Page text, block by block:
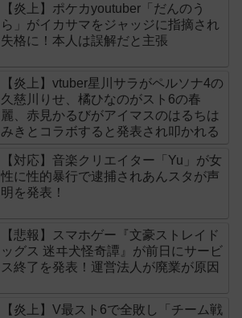
【炎上】ポケカyoutuber「だんのう
ら」がイカサマをジャッジに指摘され
失格に！本人は誤解だと主張
【炎上】vtuber星川サラがペルソナ4の
久慈川りせ、橘ひなのがスト6の春
麗、赤見かるびがアイマスのはるちは
みきとコラボすると発表され叩かれる
【対応】音楽クリエイター「Yu」が女
性に性的暴行で逮捕されあんスタが声
明を発表！
【悲報】スマホゲー『文豪ストレイド
ッグス 迷ヰ犬怪奇譚』が前日にサービ
ス終了を発表！運営法人が廃業が原因
【炎上】V最スト6で全敗し「チーム戦